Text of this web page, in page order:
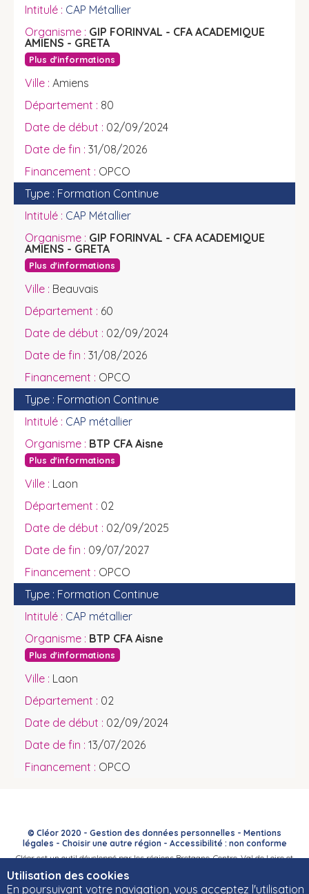
Utilisation des cookies
En poursuivant votre navigation, vous acceptez l'utilisation
CAP Métallier
GIP FORINVAL - CFA ACADEMIQUE
AMIENS - GRETA
Plus d'informations
Amiens
80
02/09/2024
31/08/2026
OPCO
Formation Continue
CAP Métallier
GIP FORINVAL - CFA ACADEMIQUE
AMIENS - GRETA
Plus d'informations
Beauvais
60
02/09/2024
31/08/2026
OPCO
Formation Continue
CAP métallier
BTP CFA Aisne
Plus d'informations
Laon
02
02/09/2025
09/07/2027
OPCO
Formation Continue
CAP métallier
BTP CFA Aisne
Plus d'informations
Laon
02
02/09/2024
13/07/2026
OPCO
© Cléor 2020 - Gestion des données personnelles - Mentions
légales - Choisir une autre région- Accessibilité : non conforme
Cléor est un outil développé par les régions Bretagne, Centre-Val de Loire et